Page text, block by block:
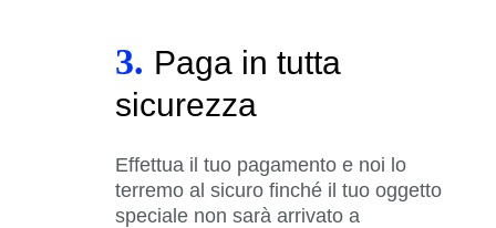
3. Paga in tutta
sicurezza
Effettua il tuo pagamento e noi lo
terremo al sicuro finché il tuo oggetto
speciale non sarà arrivato a